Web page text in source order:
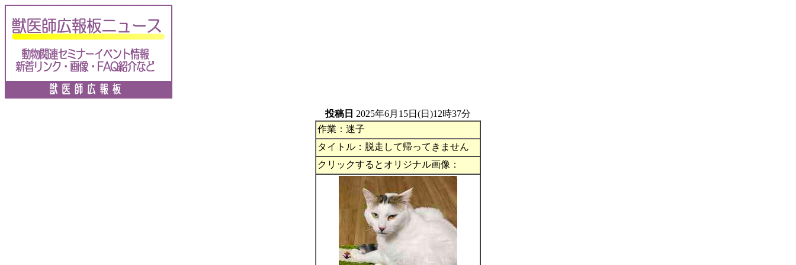
投稿日 2025年6月15日(日)12時37分
作業：迷子
タイトル：脱走して帰ってきません
クリックするとオリジナル画像：